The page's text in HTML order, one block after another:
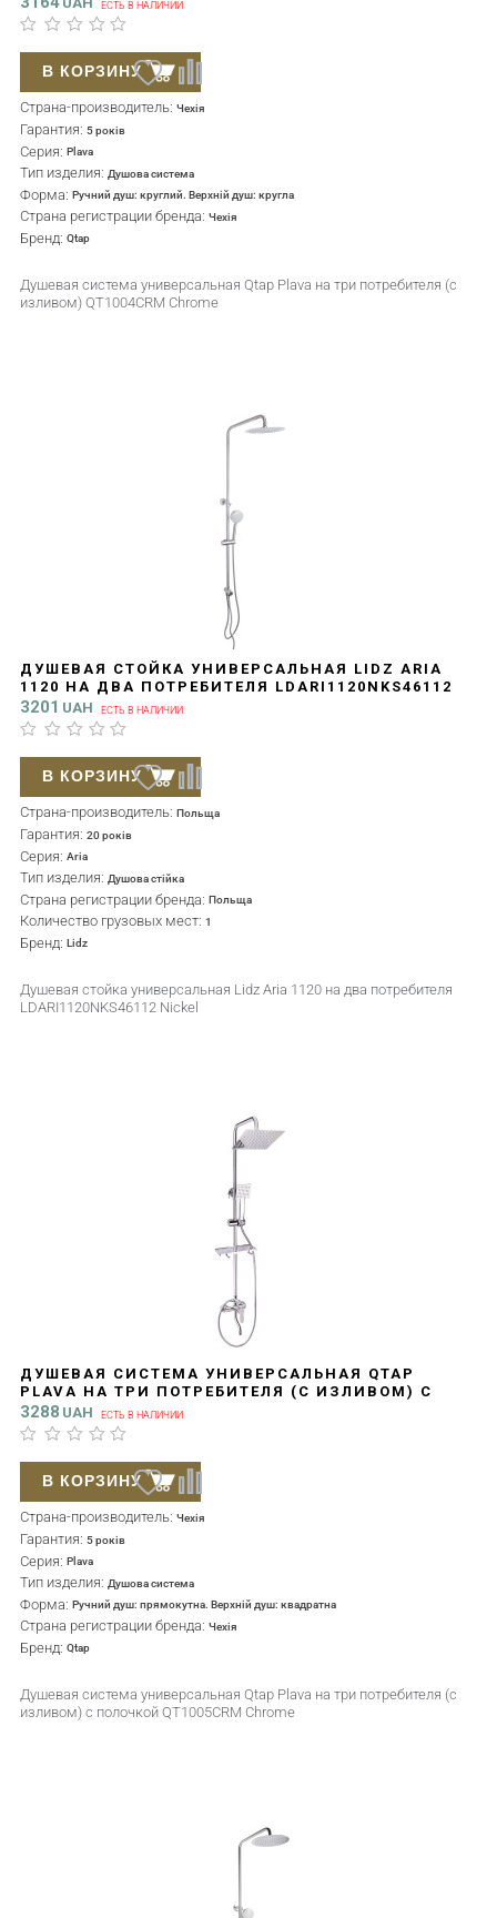
ЕСТЬ В НАЛИЧИИ
Страна-производитель: Чехія
Гарантия: 5 років
Серия: Plava
Тип изделия: Душова система
Форма: Ручний душ: круглий. Верхній душ: кругла
Страна регистрации бренда: Чехія
Бренд: Qtap
Душевая система универсальная Qtap Plava на три потребителя (с
изливом) QT1004CRM Chrome
В КОРЗИНУ
ДУШЕВАЯ СТОЙКА УНИВЕРСАЛЬНАЯ LIDZ ARIA
1120 НА ДВА ПОТРЕБИТЕЛЯ LDARI1120NKS46112
NICKEL
3201 UAH ЕСТЬ В НАЛИЧИИ
Страна-производитель: Польща
Гарантия: 20 років
Серия: Aria
Тип изделия: Душова стійка
Страна регистрации бренда: Польща
Количество грузовых мест: 1
Бренд: Lidz
Душевая стойка универсальная Lidz Aria 1120 на два потребителя
LDARI1120NKS46112 Nickel
В КОРЗИНУ
ДУШЕВАЯ СИСТЕМА УНИВЕРСАЛЬНАЯ QTAP
PLAVA НА ТРИ ПОТРЕБИТЕЛЯ (С ИЗЛИВОМ) C
ПОЛОЧКОЙ QT1005CRM CHROME
3288 UAH ЕСТЬ В НАЛИЧИИ
Страна-производитель: Чехія
Гарантия: 5 років
Серия: Plava
Тип изделия: Душова система
Форма: Ручний душ: прямокутна. Верхній душ: квадратна
Страна регистрации бренда: Чехія
Бренд: Qtap
Душевая система универсальная Qtap Plava на три потребителя (с
изливом) c полочкой QT1005CRM Chrome
В КОРЗИНУ